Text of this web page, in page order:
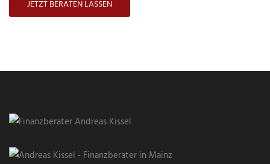
JETZT BERATEN LASSEN